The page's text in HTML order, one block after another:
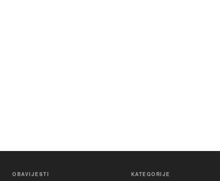
OBAVIJESTI KATEGORIJE